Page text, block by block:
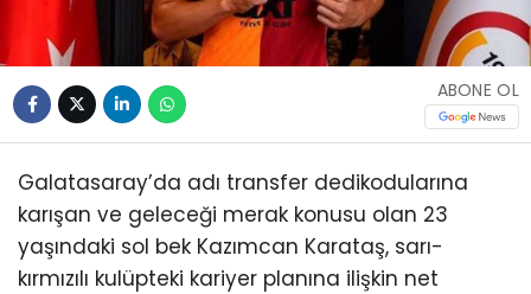
ABONE OL
Galatasaray’da adı transfer dedikodularına
karışan ve geleceği merak konusu olan 23
yaşındaki sol bek Kazımcan Karataş, sarı-
kırmızılı kulüpteki kariyer planına ilişkin net